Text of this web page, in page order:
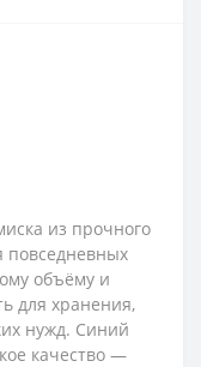
из прочного
повседневных
объёму и
для хранения,
нужд. Синий
качество —